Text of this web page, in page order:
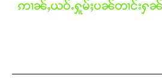
ဢၢၼ်ႇယဝ်ႉႁူမ်ႈပၼ်တၢင်း